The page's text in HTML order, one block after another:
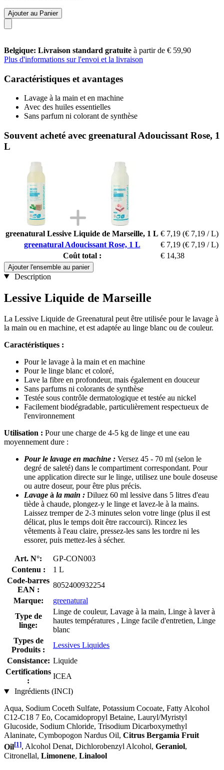
Ajouter au Panier
Belgique: Livraison standard gratuite à partir de € 59,90
Plus d'informations sur l'envoi et la livraison
Caractéristiques et avantages
Lavage à la main et en machine
Avec des huiles essentielles
Sans parfum ni colorant de synthèse
Souvent acheté avec greenatural Adoucissant Rose, 1
L
greenatural Lessive Liquide de Marseille, 1 L € 7,19 (€ 7,19 / L)
greenatural Adoucissant Rose, 1 L
€ 7,19 (€ 7,19 / L)
Coût total :
€ 14,38
Ajouter l'ensemble au panier
Description
Lessive Liquide de Marseille
La Lessive Liquide de Greenatural peut être utilisée pour le lavage à
la main ou en machine, et est adaptée au linge blanc ou de couleur.
Caractéristiques :​
Pour le lavage à la main et en machine
Pour le linge blanc et coloré,
Lave la fibre en profondeur, mais également en douceur
Sans parfums ni colorants de synthèse
Testée sous contrôle dermatologique et testée au nickel
Facilement biodégradable, particulièrement respectueux de
l'environnement
Utilisation : ​​​ Pour une charge de 4-5 kg de linge et une eau
moyennement dure :
Pour le lavage en machine​ : Versez 45 - 70 ml (selon le
degré de saleté) dans le compartiment correspondant. Pour
une application directe sur le linge, utilisez une boule doseuse
ou autre doseur, pour être plus précis.
Lavage à la main : Diluez 60 ml lessive dans 5 litres d'eau
tiède à chaude, plongez-y le linge et lavez-le à la mains.
Laissez tremper de 2-3 minutes selon votre linge (plus il est
délicat, plus le temps doit être raccourci). Rincez les
vêtements à l'eau claire, pressez-les sans les tordre ni les
essorer, puis mettez-les à sécher.
Art. N°:
GP-CON003
Contenu :
1 L
Code-barres
EAN :
8052400932254
Marque:
greenatural
Type de
linge:
Linge de couleur, Lavage à la main, Linge à laver à
hautes températures , Linge facile d'entretien, Linge
blanc
Types de
Produits :
Lessives Liquides
Consistance: Liquide
Certifications
:
ICEA
Ingrédients (INCI)
Aqua, Sodium Coceth Sulfate, Potassium Cocoate, Fatty Alcohol
C12-C18 7 Eo, Cocamidopropyl Betaine, Lauryl/Myristyl
Glucoside, Sodium Chloride, Trisodium Dicarboxymethyl
Alaninate, Cymbopogon Nardus Oil, Citrus Bergamia Fruit
Oil[1], Alcohol Denat, Dichlorobenzyl Alcohol, Geraniol,
Citronellal, Limonene, Linalool